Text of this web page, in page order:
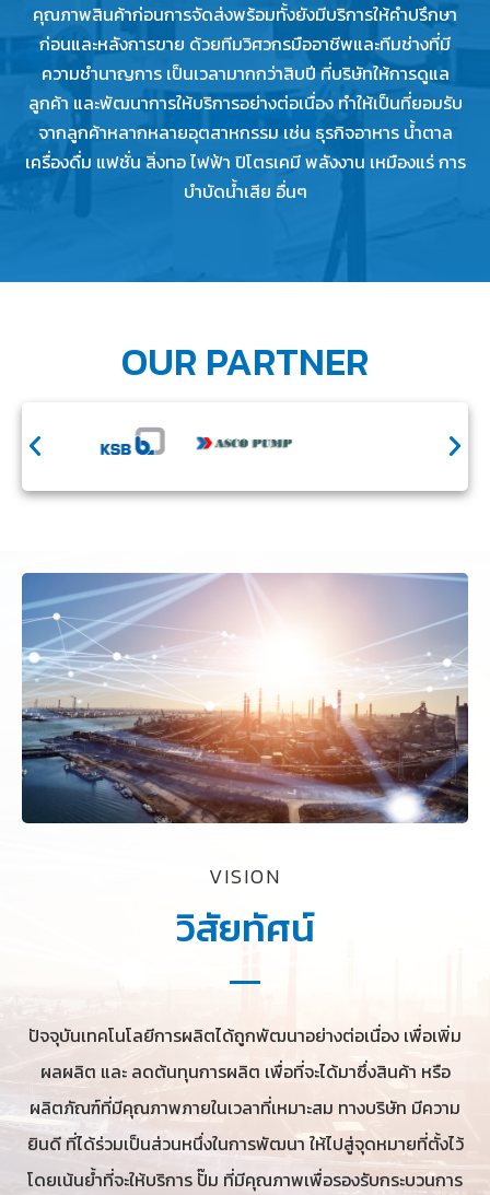
คุณภาพสินค้าก่อนการจัดส่งพร้อมทั้งยังมีบริการให้คำปรึกษา
ก่อนและหลังการขาย ด้วยทีมวิศวกรมืออาชีพและทีมช่างที่มี
ความชำนาญการ เป็นเวลามากกว่าสิบปี ที่บริษัทให้การดูแล
ลูกค้า และพัฒนาการให้บริการอย่างต่อเนื่อง ทำให้เป็นที่ยอมรับ
จากลูกค้าหลากหลายอุตสาหกรรม เช่น ธุรกิจอาหาร น้ำตาล
เครื่องดื่ม แฟชั่น สิ่งทอ ไฟฟ้า ปิโตรเคมี พลังงาน เหมืองแร่ การ
บำบัดน้ำเสีย อื่นๆ
OUR PARTNER
VISION
วิสัยทัศน์
ปัจจุบันเทคโนโลยีการผลิตได้ถูกพัฒนาอย่างต่อเนื่อง เพื่อเพิ่ม
ผลผลิต และ ลดต้นทุนการผลิต เพื่อที่จะได้มาซึ่งสินค้า หรือ
ผลิตภัณฑ์ที่มีคุณภาพภายในเวลาที่เหมาะสม ทางบริษัท มีความ
ยินดี ที่ได้ร่วมเป็นส่วนหนึ่งในการพัฒนา ให้ไปสู่จุดหมายที่ตั้งไว้
โดยเน้นย้ำที่จะให้บริการ ปั๊ม ที่มีคุณภาพเพื่อรองรับกระบวนการ